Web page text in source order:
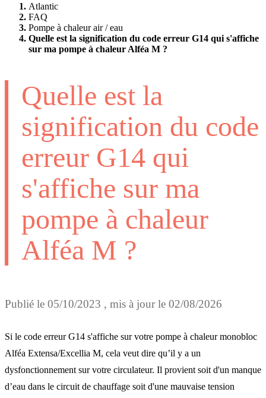
Atlantic
FAQ
Pompe à chaleur air / eau
Quelle est la signification du code erreur G14 qui s'affiche
sur ma pompe à chaleur Alféa M ?
Quelle est la
signification du code
erreur G14 qui
s'affiche sur ma
pompe à chaleur
Alféa M ?
Publié le 05/10/2023 , mis à jour le 02/08/2026
Si le code erreur G14 s'affiche sur votre pompe à chaleur monobloc
Alféa Extensa/Excellia M, cela veut dire qu’il y a un
dysfonctionnement sur votre circulateur. Il provient soit d'un manque
d’eau dans le circuit de chauffage soit d'une mauvaise tension